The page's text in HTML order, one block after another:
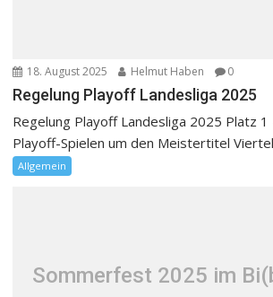
18. August 2025 Helmut Haben 0
Regelung Playoff Landesliga 2025
Regelung Playoff Landesliga 2025 Platz 1
Playoff-Spielen um den Meistertitel
Allgemein
Sommerfest 2025 im